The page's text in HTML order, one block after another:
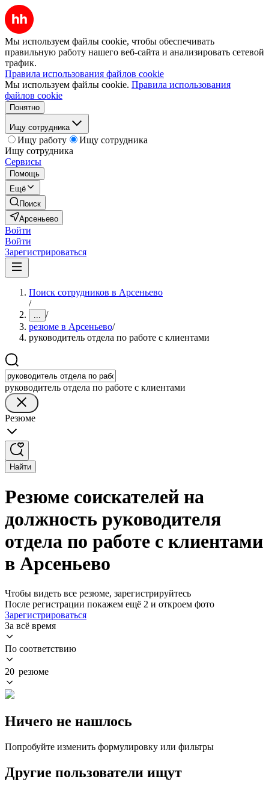
Мы используем файлы cookie, чтобы обеспечивать
правильную работу нашего веб-сайта и анализировать сетевой
трафик.
Правила использования файлов cookie
Мы используем файлы cookie. Правила использования
файлов cookie
Понятно
Ищу сотрудника
Ищу работу
Ищу сотрудника
Ищу сотрудника
Сервисы
Помощь
Ещё
Поиск
Арсеньево
Войти
Войти
Зарегистрироваться
Поиск сотрудников в Арсеньево
/
... /
резюме в Арсеньево/
руководитель отдела по работе с клиентами
руководитель отдела по работе с клиентами
Резюме
Найти
Резюме соискателей на
должность руководителя
отдела по работе с клиентами
в Арсеньево
Чтобы видеть все резюме, зарегистрируйтесь
После регистрации покажем ещё 2 и откроем фото
Зарегистрироваться
За всё время
По соответствию
20 резюме
Ничего не нашлось
Попробуйте изменить формулировку или фильтры
Другие пользователи ищут